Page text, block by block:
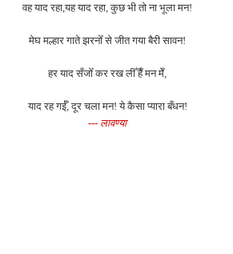
वह याद रहा,यह याद रहा, कुछ भी तो ना भूला मन!
मेघ मल्हार गाते झरनोँ से जीत गया बैरी सावन!
हर याद सँजोँ कर रख लीँ हैँ मन मेँ,
याद रह गईँ, दूर चला मन! ये कैसा प्यारा बँधन!
--- लावण्या